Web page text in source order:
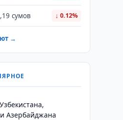
сумов ↓ 0.12%
→
Азербайджана